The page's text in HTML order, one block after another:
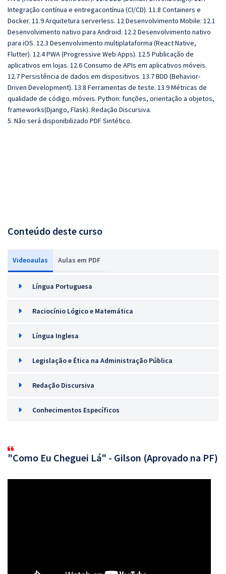
Integração contínua e entregacontínua (CI/CD). 11.8 Containers e
Docker. 11.9 Arquitetura serverless. 12 Desenvolvimento Mobile: 12.1
Desenvolvimento nativo para Android. 12.2 Desenvolvimento nativo
para iOS. 12.3 Desenvolvimento multiplataforma (React Native,
Flutter). 12.4 PWA (Progressive Web Apps). 12.5 Publicação de
aplicativos em lojas. 12.6 Consumo de APIs em aplicativos móveis.
12.7 Persistência de dados em dispositivos. 13.7 BDD (Behavior-
Driven Development). 13.8 Ferramentas de teste. 13.9 Métricas de
qualidade de código. móveis. Python: funções, orientação a objetos,
frameworks(Django, Flask). Redação Discursiva.
5. Não será disponibilizado PDF Sintético.
Conteúdo deste curso
Videoaulas Aulas em PDF
Língua Portuguesa
Raciocínio Lógico e Matemática
Língua Inglesa
Legislação e Ética na Administração Pública
Redação Discursiva
Conhecimentos Específicos
"Como Eu Cheguei Lá" - Gilson (Aprovado na PF)